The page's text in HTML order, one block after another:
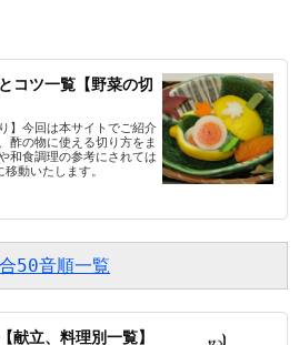
コツ一覧【野菜の切
】今回は本サイトでご紹介
酢の物に使える切り方をま
和食調理の参考にされては
動いたします。
50音順一覧
献立、料理別一覧】